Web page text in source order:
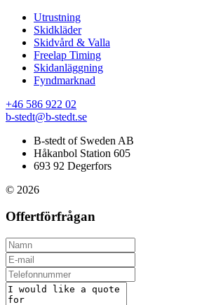
Utrustning
Skidkläder
Skidvård & Valla
Freelap Timing
Skidanläggning
Fyndmarknad
+46 586 922 02
b-stedt@b-stedt.se
B-stedt of Sweden AB
Håkanbol Station 605
693 92 Degerfors
© 2026
Offertförfrågan